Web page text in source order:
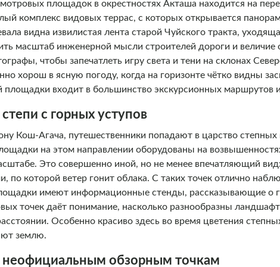
площадок в окрестностях Акташа находится на
комплекс видовых террас, с которых открывается
видна извилистая лента старой Чуйского тракта,
масштаб инженерной мысли строителей дороги и
чтобы запечатлеть игру света и тени на склонах
хорош в ясную погоду, когда на горизонте чётко видны
входит в большинство экскурсионных маршрутов
с горных уступов
Кош-Агача, путешественники попадают в царство степных
на этом направлении оборудованы на
Это совершенно иной, но не менее впечатляющий
по которой ветер гонит облака. С таких точек отлично
имеют информационные стенды, рассказывающие о
точек даёт понимание, насколько разнообразны
Особенно красиво здесь во время цветения
землю.
неофициальным обзорным точкам